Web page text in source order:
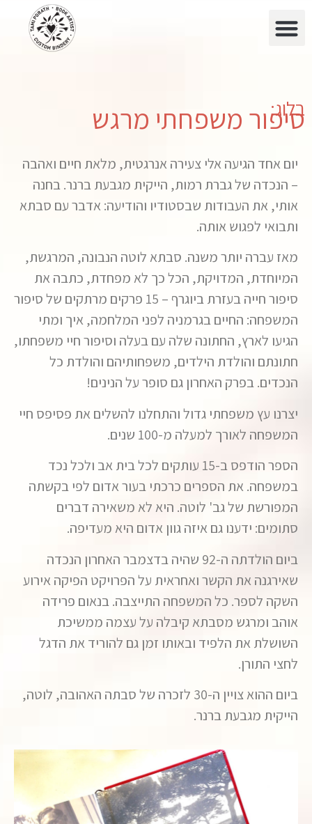
בלוג:
סיפור משפחתי מרגש
יום אחד הגיעה אלי צעירה אנרגטית, מלאת חיים ואהבה
– הנכדה של גברת רמות, הייקית מגבעת ברנר. בחנה
אותי, את העבודות שבסטודיו והודיעה: אדבר עם סבתא
ותבואי לפגוש אותה.
מאז עברה יותר משנה. סבתא לוטה הנבונה, המרגשת,
המיוחדת, המדויקת, הכל כך לא מפחדת, כתבה את
סיפור חייה בעזרת ביוגרף – 15 פרקים מרתקים של סיפור
המשפחה: החיים בגרמניה לפני המלחמה, איך ומתי
הגיעו לארץ, החתונה שלה עם בעלה וסיפור חיי משפחתו,
חתונתם והולדת הילדים, משפחותיהם והולדת כל
הנכדים. בפרק האחרון גם סופר על הנינים!
יצרנו עץ משפחתי גדול והתחלנו להשלים את פסיפס חיי
המשפחה לאורך למעלה מ-100 שנים.
הספר הודפס ב-15 עותקים לכל בית אב ולכל נכד
במשפחה. את הספרים כרכתי בעור אדום לפי בקשתה
המפורשת של גב' לוטה. היא לא משאירה דברים
סתומים: ידענו גם איזה גוון אדום היא מעדיפה.
ביום הולדתה ה-92 שהיה בדצמבר האחרון הנכדה
שאירגנה את הקשר ואחראית על הפרויקט הפיקה אירוע
השקה לספר. כל המשפחה התייצבה. בנאום פרידה
אוהב ומרגש מסבתא קיבלה על עצמה ממשיכת
השושלת את הלפיד ובאותו זמן גם להוריד את הדגל
לחצי התורן.
ביום ההוא צויין ה-30 לזכרה של סבתה האהובה, לוטה,
הייקית מגבעת ברנר.